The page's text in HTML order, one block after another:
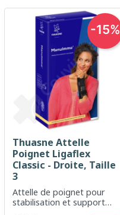
Thuasne Attelle
Poignet Ligaflex
Classic - Droite, Taille
3
Attelle de poignet pour
stabilisation et support
-15%